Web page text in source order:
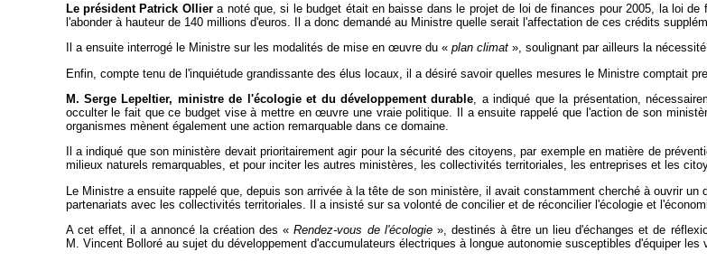
Le président Patrick Olliera noté que, si le budget était en baisse dans le projet de loi de finances pour 2005, la loi
l'abonder à hauteur de 140 millions d'euros. Il a donc demandé au Ministre quelle serait l'affectation de ces crédits
Il a ensuite interrogé le Ministre sur les modalités de mise en œuvre du « plan climat », soulignant par ailleurs la
Enfin, compte tenu de l'inquiétude grandissante des élus locaux, il a désiré savoir quelles mesures le Ministre comptait
M. Serge Lepeltier, ministre de l'écologie et du développement durable , a indiqué que la présentation,
occulter le fait que ce budget vise à mettre enœuvre une vraie politique. Il a ensuite rappelé que l'action de son
organismes mènent également une action remarquable dans ce domaine.
Il a indiqué que son ministère devait prioritairement agir pour la sécurité des citoyens, par exemple en matière de
milieux naturels remarquables, et pour inciter les autres ministères, les collectivités territoriales, les entreprises et les
Le Ministre a ensuite rappelé que, depuis son arrivée à la tête de son ministère, il avait constamment cherché à ouvrir
partenariats avec les collectivités territoriales. Il a insisté sur sa volonté de concilier et de réconcilier l'écologie et
A cet effet, il a annoncé la création des «Rendez-vous de l'écologie», destinés à être un lieu d'échanges et de
M. Vincent Bolloré au sujet du développement d'accumulateurs électriques à longue autonomie susceptibles d'équiper les